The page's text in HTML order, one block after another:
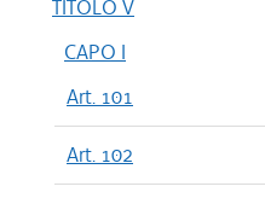
TITOLO V
CAPO I
Art. 101
Art. 102